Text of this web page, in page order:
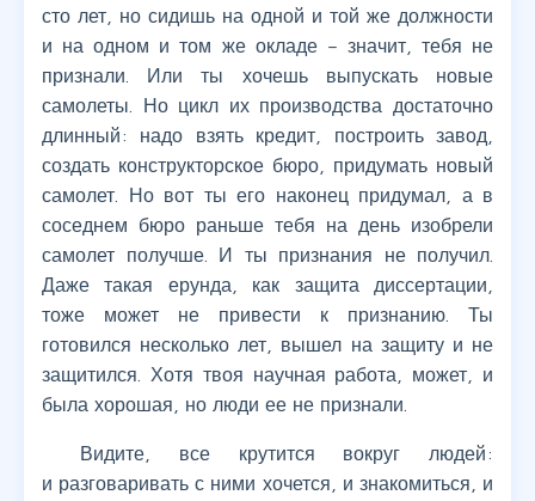
сто лет, но сидишь на одной и той же должности
и на одном и том же окладе – значит, тебя не
признали. Или ты хочешь выпускать новые
самолеты. Но цикл их производства достаточно
длинный: надо взять кредит, построить завод,
создать конструкторское бюро, придумать новый
самолет. Но вот ты его наконец придумал, а в
соседнем бюро раньше тебя на день изобрели
самолет получше. И ты признания не получил.
Даже такая ерунда, как защита диссертации,
тоже может не привести к признанию. Ты
готовился несколько лет, вышел на защиту и не
защитился. Хотя твоя научная работа, может, и
была хорошая, но люди ее не признали.
Видите, все крутится вокруг людей:
и разговаривать с ними хочется, и знакомиться, и